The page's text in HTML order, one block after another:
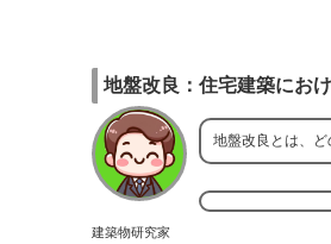
地盤改良：住宅建築にお
建築物研究家
地盤改良とは、ど